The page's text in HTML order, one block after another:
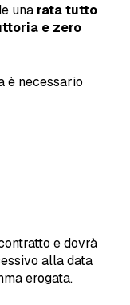
una rata tutto
e zero
è necessario
e dovrà
alla data
erogata.